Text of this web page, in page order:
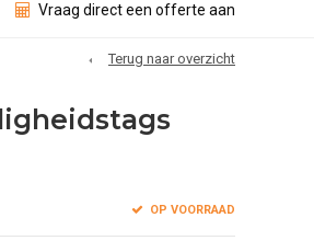
Vraag direct een offerte aan
Terug naar overzicht
OP VOORRAAD